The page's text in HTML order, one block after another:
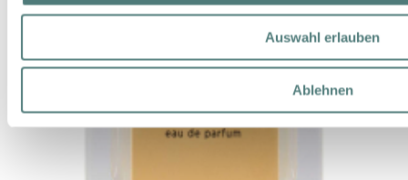
Auswahl erlauben
Ablehnen